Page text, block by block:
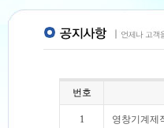
번호
1 영창기계제